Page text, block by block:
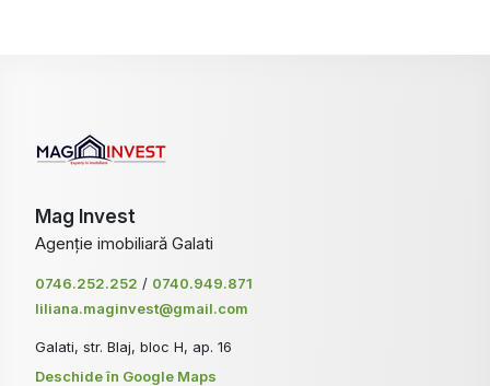
Mag Invest
Agenție imobiliară Galati
0746.252.252 / 0740.949.871
liliana.maginvest@gmail.com
Galati, str. Blaj, bloc H, ap. 16
Deschide în Google Maps